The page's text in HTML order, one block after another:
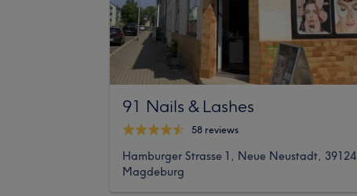
91 Nails & Lashes
58 reviews
Hamburger Strasse 1, Neue Neustadt, 39124
Magdeburg